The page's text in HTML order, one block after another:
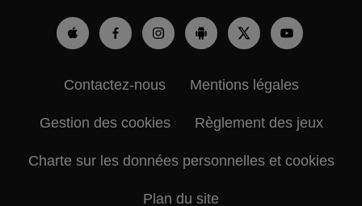
Contactez-nous Mentions légales
Gestion des cookies Règlement des jeux
Charte sur les données personnelles et cookies
Plan du site